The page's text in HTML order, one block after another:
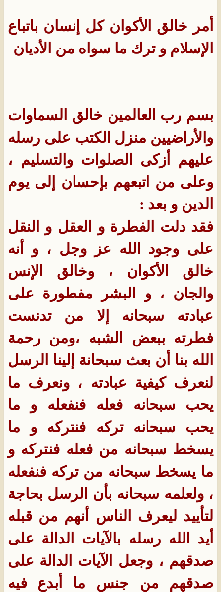
أمر خالق الأكوان كل إنسان باتباع
الإسلام و ترك ما سواه من الأديان
بسم رب العالمين خالق السماوات
والأراضيين منزل الكتب على رسله
عليهم أزكى الصلوات والتسليم ،
وعلى من اتبعهم بإحسان إلى يوم
الدين و بعد :
فقد دلت الفطرة و العقل و النقل
على وجود الله عز وجل ، و أنه
خالق الأكوان ، وخالق الإنس
والجان ، و البشر مفطورة على
عبادته سبحانه إلا من تدنست
فطرته ببعض الشبه ،ومن رحمة
الله بنا أن بعث سبحانة إلينا الرسل
لنعرف كيفية عبادته ، ونعرف ما
يحب سبحانه فعله فنفعله و ما
يحب سبحانه تركه فنتركه و ما
يسخط سبحانه من فعله فنتركه و
ما يسخط سبحانه من تركه فنفعله
، ولعلمه سبحانه بأن الرسل بحاجة
لتأييد ليعرف الناس أنهم من قبله
أيد الله رسله بالآيات الدالة على
صدقهم ، وجعل الآيات الدالة على
صدقهم من جنس ما أبدع فيه